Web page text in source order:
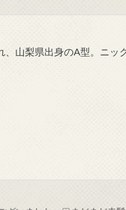
山梨県出身のA型。ニッ